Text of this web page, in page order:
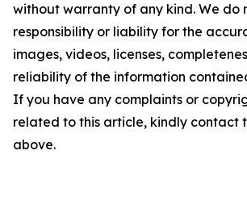
without warranty of any kind. We do
responsibility or liability for the
images, videos, licenses,
reliability of the information
If you have any complaints or
related to this article, kindly contact
above.